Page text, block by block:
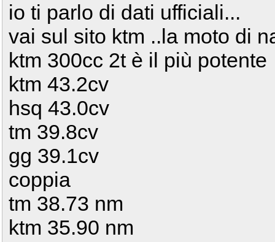
io ti parlo di dati ufficiali...
vai sul sito ktm ..la moto di
ktm 300cc 2t è il più potente
ktm 43.2cv
hsq 43.0cv
tm 39.8cv
gg 39.1cv
coppia
tm 38.73 nm
ktm 35.90 nm